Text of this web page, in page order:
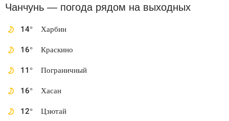
Чанчунь — погода рядом на выходных
14° Харбин
16° Краскино
11° Пограничный
16° Хасан
12° Цзютай